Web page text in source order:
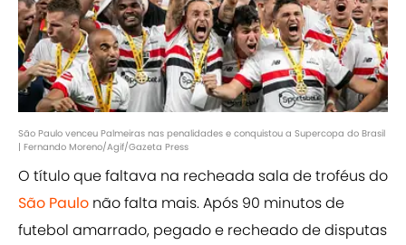
São Paulo venceu Palmeiras nas penalidades e conquistou a Supercopa do Brasil
| Fernando Moreno/Agif/Gazeta Press
O título que faltava na recheada sala de troféus do
São Paulo não falta mais. Após 90 minutos de
futebol amarrado, pegado e recheado de disputas